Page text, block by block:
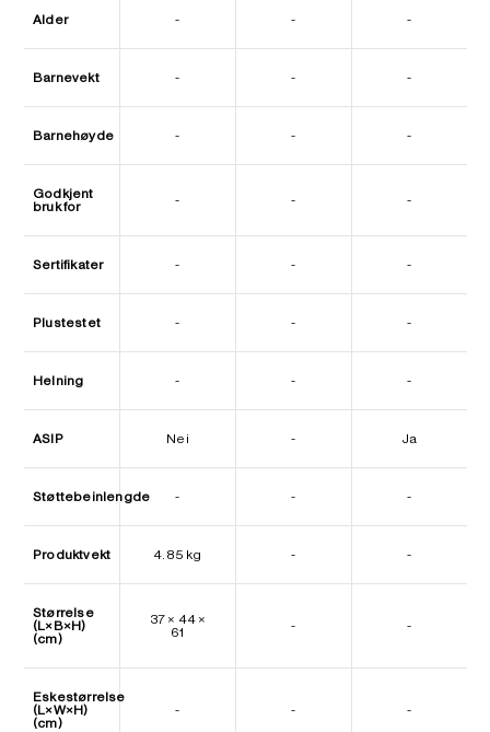
Alder - - -
Barnevekt - - -
Barnehøyde - - -
Godkjent
bruk for
- - -
Sertifikater - - -
Plustestet - - -
Helning - - -
ASIP Nei - Ja
Støttebeinlengde - - -
Produktvekt 4.85 kg - -
Størrelse
(L×B×H)
(cm)
37 × 44 ×
61
- -
Eskestørrelse
(L×W×H)
(cm)
- - -